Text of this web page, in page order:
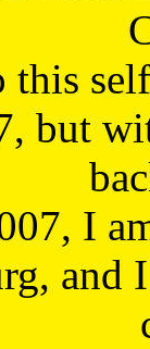
this
but
I
and